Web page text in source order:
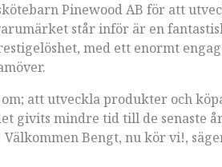
Pinewood AB för att
står inför är en
med ett enormt
att utveckla produkter och
givits mindre tid till de senaste
Bengt, nu kör vi!,